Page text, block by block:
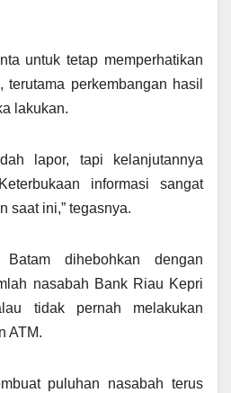
untuk tetap memperhatikan
terutama perkembangan hasil
lakukan.
lapor, tapi kelanjutannya
informasi sangat
saat ini,” tegasnya.
Batam dihebohkan dengan
nasabah Bank Riau Kepri
tidak pernah melakukan
ATM.
puluhan nasabah terus